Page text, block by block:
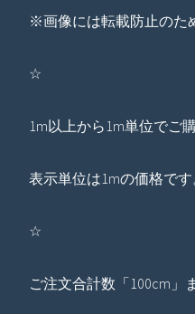
※画像には転載防止のた
☆
1m以上から1m単位でご
表示単位は1mの価格です
☆
ご注文合計数「100cm」